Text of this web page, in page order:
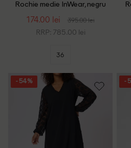
Rochie medie InWear, negru
174.00 lei 395.00 lei
RRP: 785.00 lei
36
- 54% -